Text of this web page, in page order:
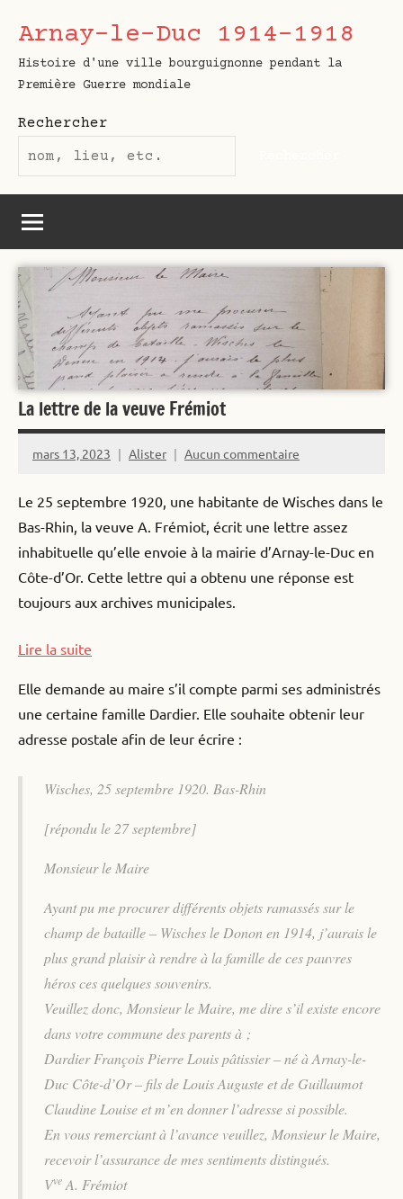
contenu
Arnay-le-Duc 1914-1918
Histoire d'une ville bourguignonne pendant la
Première Guerre mondiale
Rechercher
La lettre de la veuve Frémiot
mars 13, 2023 Alister Aucun commentaire
Le 25 septembre 1920, une habitante de Wisches dans le
Bas-Rhin, la veuve A. Frémiot, écrit une lettre assez
inhabituelle qu’elle envoie à la mairie d’Arnay-le-Duc en
Côte-d’Or. Cette lettre qui a obtenu une réponse est
toujours aux archives municipales.
Lire la suite
lettre
de
la
Frémiot
Elle demande au maire s’il compte parmi ses administrés
une certaine famille Dardier. Elle souhaite obtenir leur
adresse postale afin de leur écrire :
Wisches, 25 septembre 1920. Bas-Rhin
[répondu le 27 septembre]
Monsieur le Maire
Ayant pu me procurer différents objets ramassés sur le
champ de bataille – Wisches le Donon en 1914, j’aurais le
plus grand plaisir à rendre à la famille de ces pauvres
héros ces quelques souvenirs.
Veuillez donc, Monsieur le Maire, me dire s’il existe encore
dans votre commune des parents à ;
Dardier François Pierre Louis pâtissier – né à Arnay-le-
Duc Côte-d’Or – fils de Louis Auguste et de Guillaumot
Claudine Louise et m’en donner l’adresse si possible.
En vous remerciant à l’avance veuillez, Monsieur le Maire,
recevoir l’assurance de mes sentiments distingués.
Vve A. Frémiot